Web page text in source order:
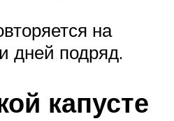
на
дней подряд.
капусте